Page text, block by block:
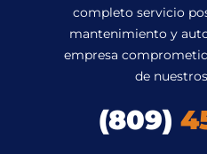
completo servicio
mantenimiento y
empresa
de
(809)